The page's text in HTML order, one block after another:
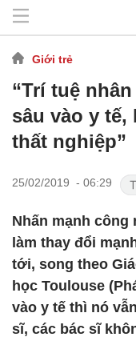
Giới trẻ
“Trí tuệ
sâu vào y
thất nghiệp”
25/02/2019 - 06:29
Nhấn mạnh công
làm thay đổi
tới, song theo
học Toulouse
vào y tế thì nó
sĩ, các bác sĩ